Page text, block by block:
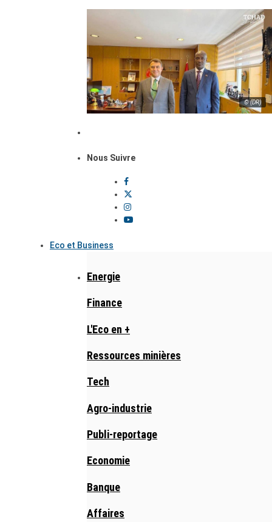
© (DR)
Nous Suivre
Eco et Business
Energie
Finance
L'Eco en +
Ressources minières
Tech
Agro-industrie
Publi-reportage
Economie
Banque
Affaires